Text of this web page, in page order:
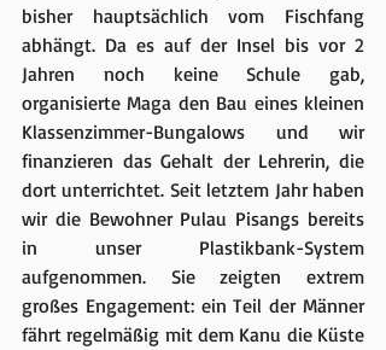
bisher hauptsächlich vom Fischfang
abhängt. Da es auf der Insel bis vor 2
Jahren noch keine Schule gab,
organisierte Maga den Bau eines kleinen
Klassenzimmer-Bungalows und wir
finanzieren das Gehalt der Lehrerin, die
dort unterrichtet. Seit letztem Jahr haben
wir die Bewohner Pulau Pisangs bereits
in unser Plastikbank-System
aufgenommen. Sie zeigten extrem
großes Engagement: ein Teil der Männer
fährt regelmäßig mit dem Kanu die Küste